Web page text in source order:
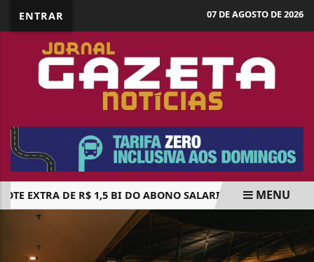
ENTRAR 07 DE AGOSTO DE 2026
EXTRA DE R$ 1,5 BI DO ABONO SALARIAL SERÁ PAGO
MENU